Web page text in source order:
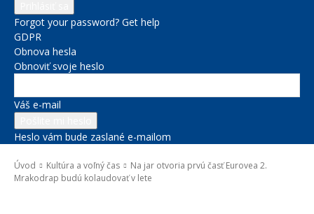
Forgot your password? Get help
GDPR
Obnova hesla
Obnoviť svoje heslo
Váš e-mail
Heslo vám bude zaslané e-mailom
Úvod Kultúra a voľný čas
Na jar otvoria prvú časť Eurovea 2.
Mrakodrap budú kolaudovať v lete